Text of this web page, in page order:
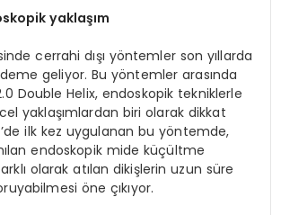
yaklaşım
cerrahi dışı yöntemler son yıllarda
geliyor. Bu yöntemler arasında
Double Helix, endoskopik tekniklerle
yaklaşımlardan biri olarak dikkat
ilk kez uygulanan bu yöntemde,
endoskopik mide küçültme
olarak atılan dikişlerin uzun süre
öne çıkıyor.